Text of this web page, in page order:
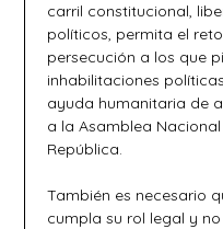
carril constitucional,
políticos, permita el
persecución a los que
inhabilitaciones
ayuda humanitaria de
a la Asamblea
República.
También es necesario
cumpla su rol legal y